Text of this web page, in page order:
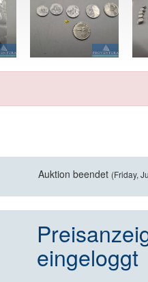
Auktion beendet (Friday,
eingeloggt